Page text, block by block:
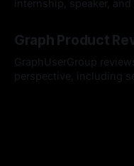
internship, speaker,
Graph Product
GraphUserGroup
perspective, including